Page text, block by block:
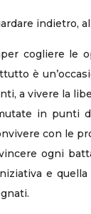
indietro,
cogliere le
è
a vivere la
in punti
con le
ogni
e